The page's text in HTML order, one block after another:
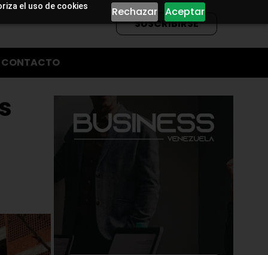
el uso de cookies
Rechazar Aceptar
SUSCRIBIRSE
CONTACTO